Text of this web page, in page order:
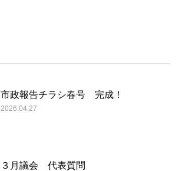
市政報告チラシ春号 完成！
2026.04.27
３月議会 代表質問